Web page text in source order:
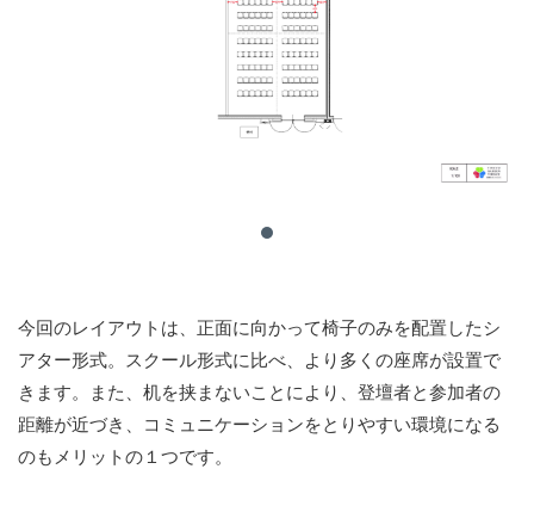
今回のレイアウトは、正面に向かって椅子のみを配置したシ
アター形式。スクール形式に比べ、より多くの座席が設置で
きます。また、机を挟まないことにより、登壇者と参加者の
距離が近づき、コミュニケーションをとりやすい環境になる
のもメリットの１つです。